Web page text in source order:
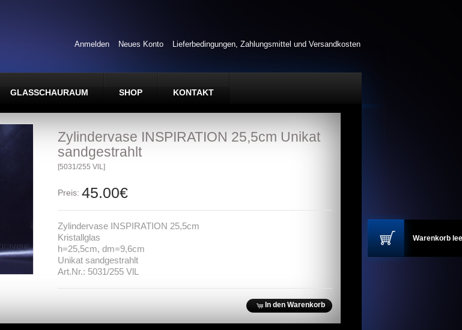
Warenkorb
Anmelden Neues Konto Lieferbedingungen, Zahlungsmittel und Versandkosten
GLASSCHAURAUM SHOP KONTAKT
Zylindervase INSPIRATION 25,5cm Unikat
sandgestrahlt
[5031/255 VlL]
Preis: 45.00€
Zylindervase INSPIRATION 25,5cm
Kristallglas
h=25,5cm, dm=9,6cm
Unikat sandgestrahlt
Art.Nr.: 5031/255 VlL
In den Warenkorb